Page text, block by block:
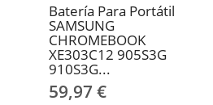
Batería Para Portátil
SAMSUNG
CHROMEBOOK
XE303C12 905S3G
910S3G...
59,97 €